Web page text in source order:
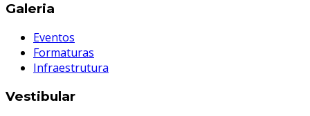
Galeria
Eventos
Formaturas
Infraestrutura
Vestibular